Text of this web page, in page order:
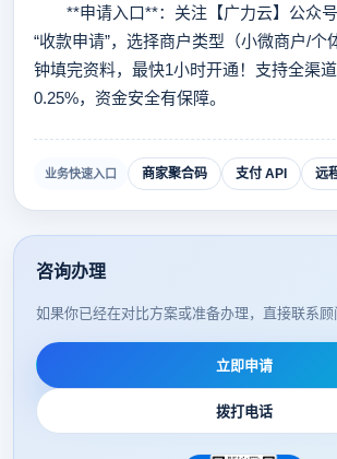
**申请入口**：关注【广力云】公众号
“收款申请”，选择商户类型（小微商户/个
钟填完资料，最快1小时开通！支持全渠
0.25%，资金安全有保障。
业务快速入口 商家聚合码 支付 API 远
咨询办理
如果你已经在对比方案或准备办理，直接联系顾
立即申请
拨打电话